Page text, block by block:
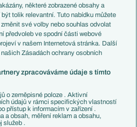
Přestupy
Zápasy
Livescore
Tipovací soutěž
některé zobrazené obsahy a
tolik relevantní. Tuto nabídku můžete
své volby nebo souhlas odvolat
předvoleb ve spodní části webové
v našem Internetová stránka. Další
Zásadách ochrany osobních
zpracováváme údaje s tímto
o zeměpisné poloze . Aktivní
údajů v rámci specifických vlastností
přístup k informacím v zařízení .
a obsah, měření reklam a obsahu,
služeb .